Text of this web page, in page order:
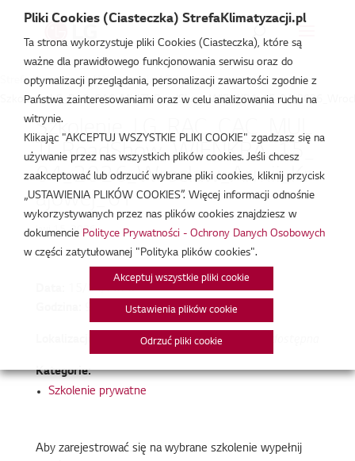
Strefa Klimatyzacji /Wydarzenia/Szkolenie prywatne/
Szkolenie_LG_RAC_CAC_MUL
TI_RoadShow_WIENKRA_15_
04_2026_Wroclaw_Armii_Kr
ajowej_61
kwi 15, 2026
15/04/2026
9:00 - 14:00
Kategorie:
Szkolenie prywatne
Aby zarejestrować się na wybrane szkolenie wypełnij
Pliki Cookies (Ciasteczka) StrefaKlimatyzacji.pl
Ta strona wykorzystuje pliki Cookies (Ciasteczka), które są
ważne dla prawidłowego funkcjonowania serwisu oraz do
optymalizacji przeglądania, personalizacji zawartości zgodnie z
Państwa zainteresowaniami oraz w celu analizowania ruchu na
witrynie.
Klikając "AKCEPTUJ WSZYSTKIE PLIKI COOKIE" zgadzasz się na
używanie przez nas wszystkich plików cookies. Jeśli chcesz
zaakceptować lub odrzucić wybrane pliki cookies, kliknij przycisk
„USTAWIENIA PLIKÓW COOKIES”. Więcej informacji odnośnie
wykorzystywanych przez nas plików cookies znajdziesz w
dokumencie Polityce Prywatności - Ochrony Danych Osobowych
w części zatytułowanej "Polityka plików cookies".
Akceptuj wszystkie pliki cookie
Ustawienia plików cookie
Odrzuć pliki cookie